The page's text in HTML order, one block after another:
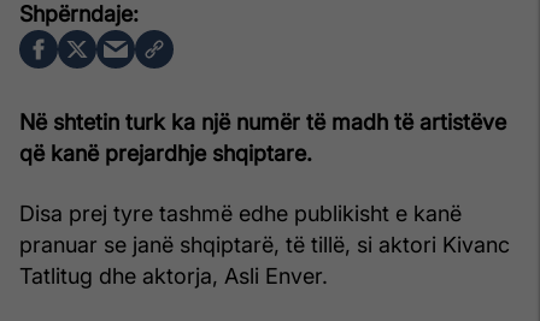
Në shtetin turk ka një numër të madh të artistëve
që kanë prejardhje shqiptare.
Disa prej tyre tashmë edhe publikisht e kanë
pranuar se janë shqiptarë, të tillë, si aktori Kivanc
Tatlitug dhe aktorja, Asli Enver.